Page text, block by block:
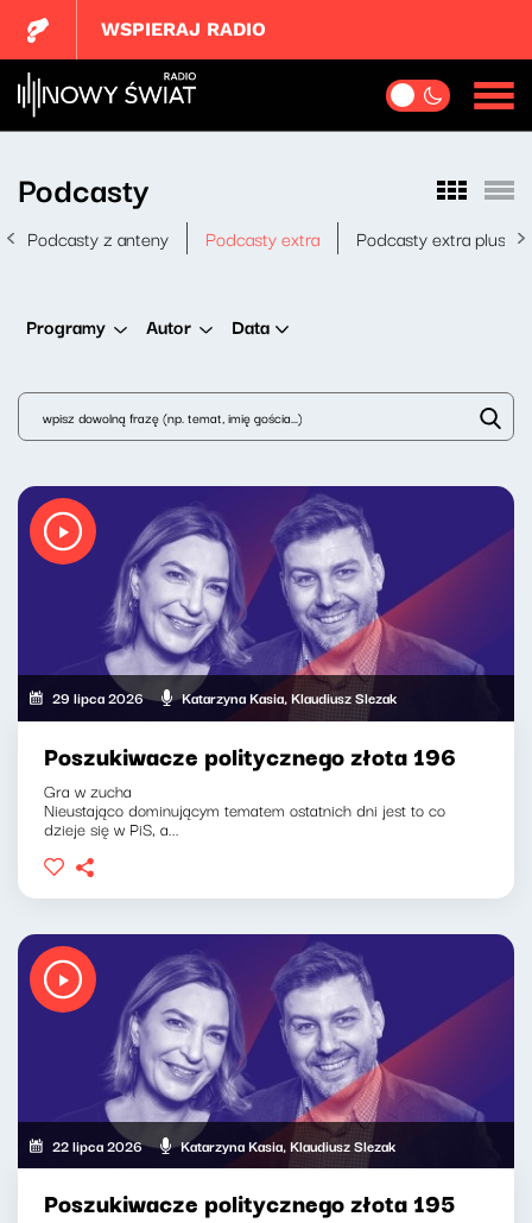
WSPIERAJ RADIO
Podcasty
Podcasty z anteny Podcasty extra Podcasty extra plus
Programy Autor Data
29 lipca 2026 Katarzyna Kasia, Klaudiusz Slezak
Poszukiwacze politycznego złota 196
Gra w zucha
Nieustająco dominującym tematem ostatnich dni jest to co
dzieje się w PiS, a...
22 lipca 2026 Katarzyna Kasia, Klaudiusz Slezak
Poszukiwacze politycznego złota 195